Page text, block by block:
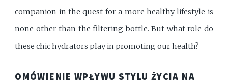
companion in the quest for a more healthy lifestyle is
none other than the filtering bottle. But what role do
these chic hydrators play in promoting our health?
OMÓWIENIE WPŁYWU STYLU ŻYCIA NA